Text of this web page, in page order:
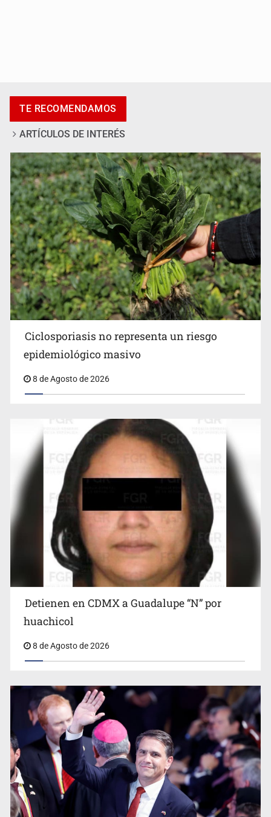
Procesan a el “R1”, presunto líder criminal en Jalisco y
Michoacán
Cae en Zapopan prófugo estadounidense buscado por
Interpol
Ciclosporiasis no representa un riesgo epidemiológico
masivo
TE RECOMENDAMOS
ARTÍCULOS DE INTERÉS
Ciclosporiasis no representa un riesgo
epidemiológico masivo
8 de Agosto de 2026
Detienen en CDMX a Guadalupe “N” por
huachicol
8 de Agosto de 2026